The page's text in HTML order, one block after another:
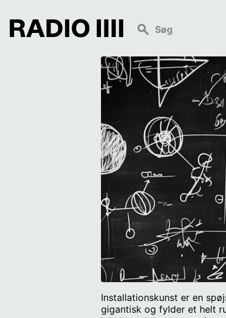
Installationskunst er en
gigantisk og fylder et helt